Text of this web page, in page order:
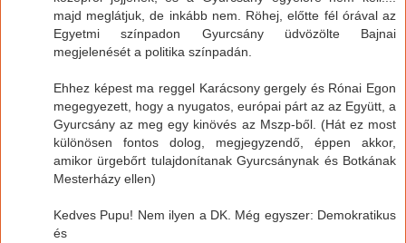
majd meglátjuk, de inkább nem. Röhej, előtte fél órával az
Egyetmi színpadon Gyurcsány üdvözölte Bajnai
megjelenését a politika színpadán.
Ehhez képest ma reggel Karácsony gergely és Rónai Egon
megegyezett, hogy a nyugatos, európai párt az az Együtt, a
Gyurcsány az meg egy kinövés az Mszp-ből. (Hát ez most
különösen fontos dolog, megjegyzendő, éppen akkor,
amikor ürgebőrt tulajdonítanak Gyurcsánynak és Botkának
Mesterházy ellen)
Kedves Pupu! Nem ilyen a DK. Még egyszer: Demokratikus
és